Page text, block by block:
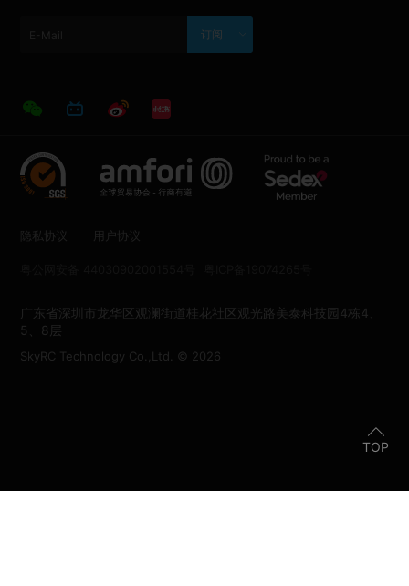
TOP
订阅
隐私协议 用户协议
广东省深圳市龙华区观澜街道桂花社区观光路美泰科技园4栋4、
5、8层
SkyRC Technology Co.,Ltd. © 2026